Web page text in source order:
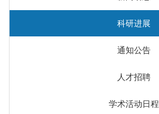
科研进展
通知公告
人才招聘
学术活动日程